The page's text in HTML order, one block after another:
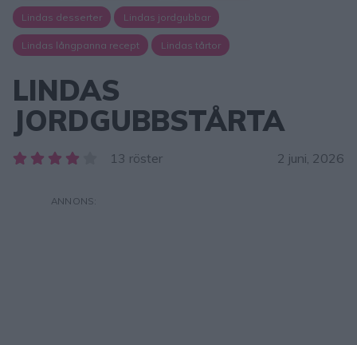
Lindas desserter Lindas jordgubbar
Lindas långpanna recept Lindas tårtor
LINDAS
JORDGUBBSTÅRTA
13 röster 2 juni, 2026